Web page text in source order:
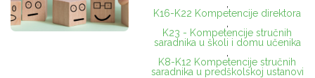
K16-K22 Kompetencije direktora
K23 - Kompetencije stručnih
saradnika u školi i domu učenika
K8-K12 Kompetencije stručnih
saradnika u predškolskoj ustanovi